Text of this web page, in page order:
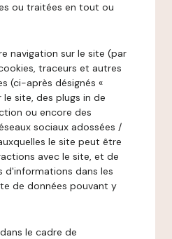
ou traitées en tout ou
navigation sur le site (par
traceurs et autres
(ci-après désignés «
site, des plugs in de
ou encore des
sociaux adossées /
le site peut être
avec le site, et de
d'informations dans les
de données pouvant y
le cadre de